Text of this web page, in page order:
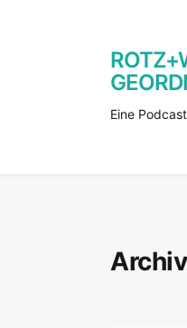
Eine
Archiv